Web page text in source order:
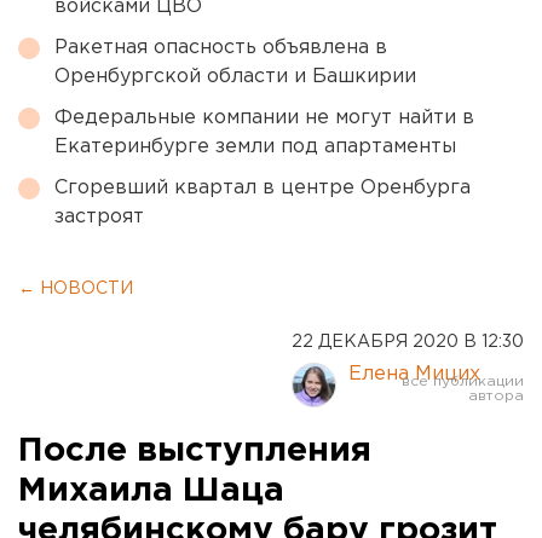
войсками ЦВО
Ракетная опасность объявлена в
Оренбургской области и Башкирии
Федеральные компании не могут найти в
Екатеринбурге земли под апартаменты
Сгоревший квартал в центре Оренбурга
застроят
← НОВОСТИ
22 ДЕКАБРЯ 2020 В 12:30
Елена Мицих
После выступления
Михаила Шаца
челябинскому бару грозит